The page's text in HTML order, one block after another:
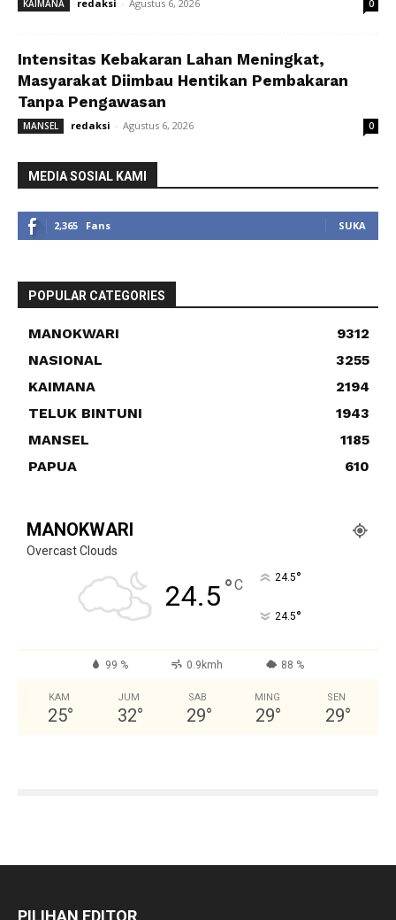
KAIMANA redaksi - Agustus 6, 2026 0
Intensitas Kebakaran Lahan Meningkat,
Masyarakat Diimbau Hentikan Pembakaran
Tanpa Pengawasan
MANSEL redaksi - Agustus 6, 2026 0
MEDIA SOSIAL KAMI
2,365 Fans SUKA
POPULAR CATEGORIES
MANOKWARI
9312
NASIONAL
3255
KAIMANA
2194
TELUK BINTUNI
1943
MANSEL
1185
PAPUA
610
MANOKWARI
Overcast Clouds
24.5°C 24.5°
24.5°
99 % 0.9kmh 88 %
KAM
25°
JUM
32°
SAB
29°
MING
29°
SEN
29°
PILIHAN EDITOR